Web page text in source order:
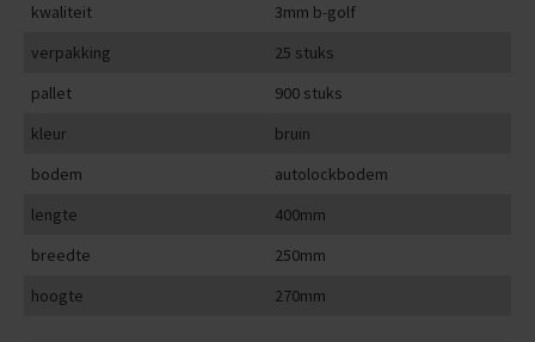
kwaliteit
3mm b-golf
verpakking
25 stuks
pallet
900 stuks
kleur
bruin
bodem
autolockbodem
lengte
400mm
breedte
250mm
hoogte
270mm